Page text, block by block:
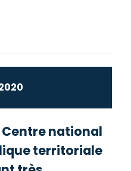
national
territoriale